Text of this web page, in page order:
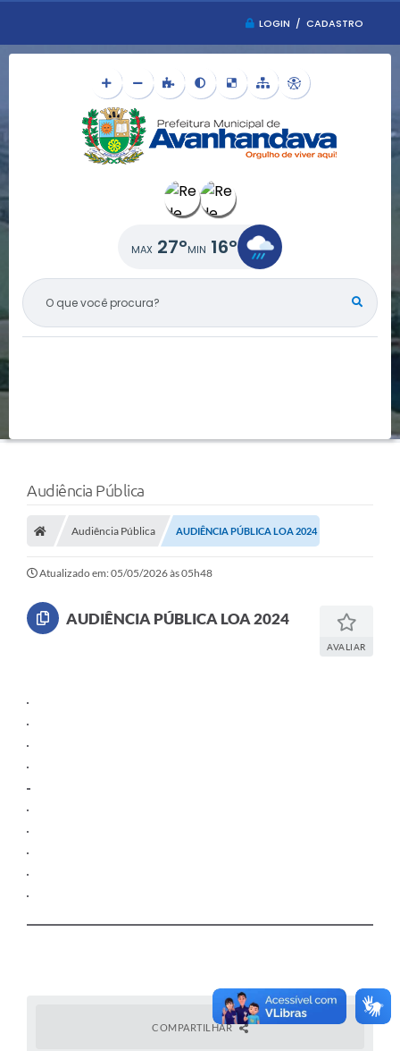
LOGIN / CADASTRO
O QUE VOCÊ PROCURA?
27° 16°
Audiência Pública
Audiência Pública AUDIÊNCIA PÚBLICA LOA 2024
Atualizado em: 05/05/2026 às 05h48
AUDIÊNCIA PÚBLICA LOA 2024
AVALIAR
COMPARTILHAR